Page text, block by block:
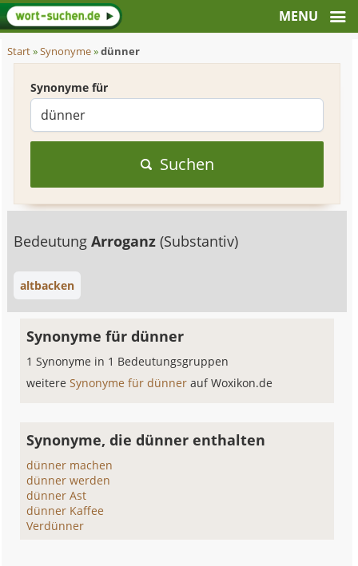
Start»Synonyme»dünner
Synonyme für
Suchen
BedeutungArroganz(Substantiv)
altbacken
Synonyme für dünner
1 Synonyme in 1 Bedeutungsgruppen
weitereSynonyme für dünnerauf Woxikon.de
Synonyme, die dünner enthalten
dünner machen
dünner werden
dünner Ast
dünner Kaffee
Verdünner